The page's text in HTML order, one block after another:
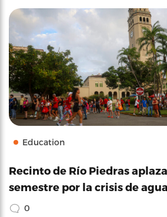
Education
Recinto de Río Piedras
semestre por la crisis de agua
0